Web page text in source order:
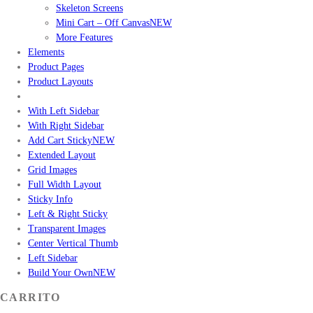
Skeleton Screens
Mini Cart – Off CanvasNEW
More Features
Elements
Product Pages
Product Layouts
With Left Sidebar
With Right Sidebar
Add Cart StickyNEW
Extended Layout
Grid Images
Full Width Layout
Sticky Info
Left & Right Sticky
Transparent Images
Center Vertical Thumb
Left Sidebar
Build Your OwnNEW
CARRITO